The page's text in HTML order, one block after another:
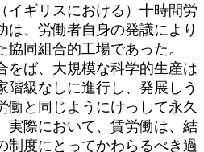
イギリスにおける）十時間労
、労働者自身の発議により
同組合的工場であった。
ば、大規模な科学的生産は
階級なしに進行し、発展しう
働と同じようにけっして永久
実際において、賃労働は、結
制度にとってかわらるべき過